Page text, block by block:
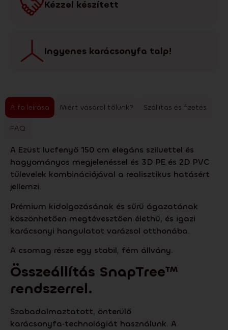
Kézzel készített
Ingyenes karácsonyfa talp!
A fa leírása Miért vásárol tőlünk? Szállítas és fizetés
FAQ
A Ezüst lucfenyő 150 cm elegáns sziluettel és
hagyományos megjelenéssel és 3D PE és 2D PVC
tűlevelek kombinációjával a realisztikus hatásért
jellemzi.
Prémium kidolgozásának és sűrű ágazatának
köszönhetően megtévesztően élethű, és igazi
karácsonyi hangulatot varázsol otthonába.
A csomag része egy stabil, fém állvány.
Összeállítás SnapTree™
rendszerrel.
Szabadalmaztatott, önterülő
karácsonyfa‑technológiát használunk. A